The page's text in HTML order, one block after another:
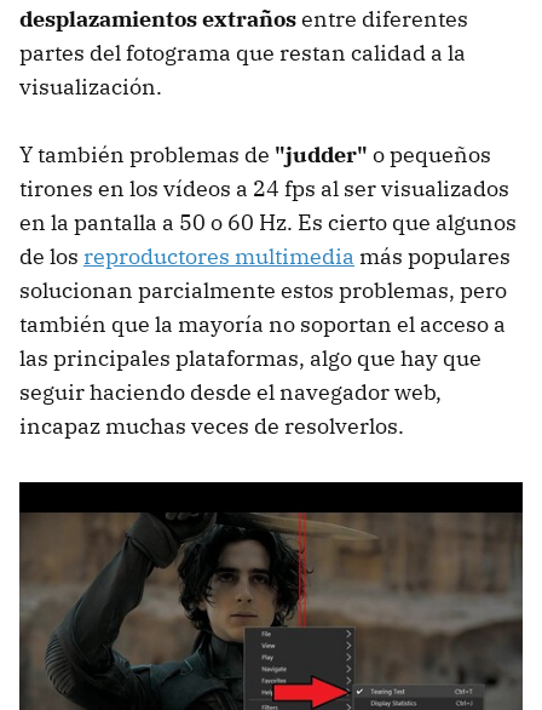
desplazamientos extrañosentre diferentes
partes del fotograma que restan calidad a la
visualización.
Y también problemas de "judder" o pequeños
tirones en los vídeos a 24 fps al ser visualizados
en la pantalla a 50 o 60 Hz. Es cierto que algunos
de los reproductores multimedia más populares
solucionan parcialmente estos problemas, pero
también que la mayoría no soportan el acceso a
las principales plataformas, algo que hay que
seguir haciendo desde el navegador web,
incapaz muchas veces de resolverlos.